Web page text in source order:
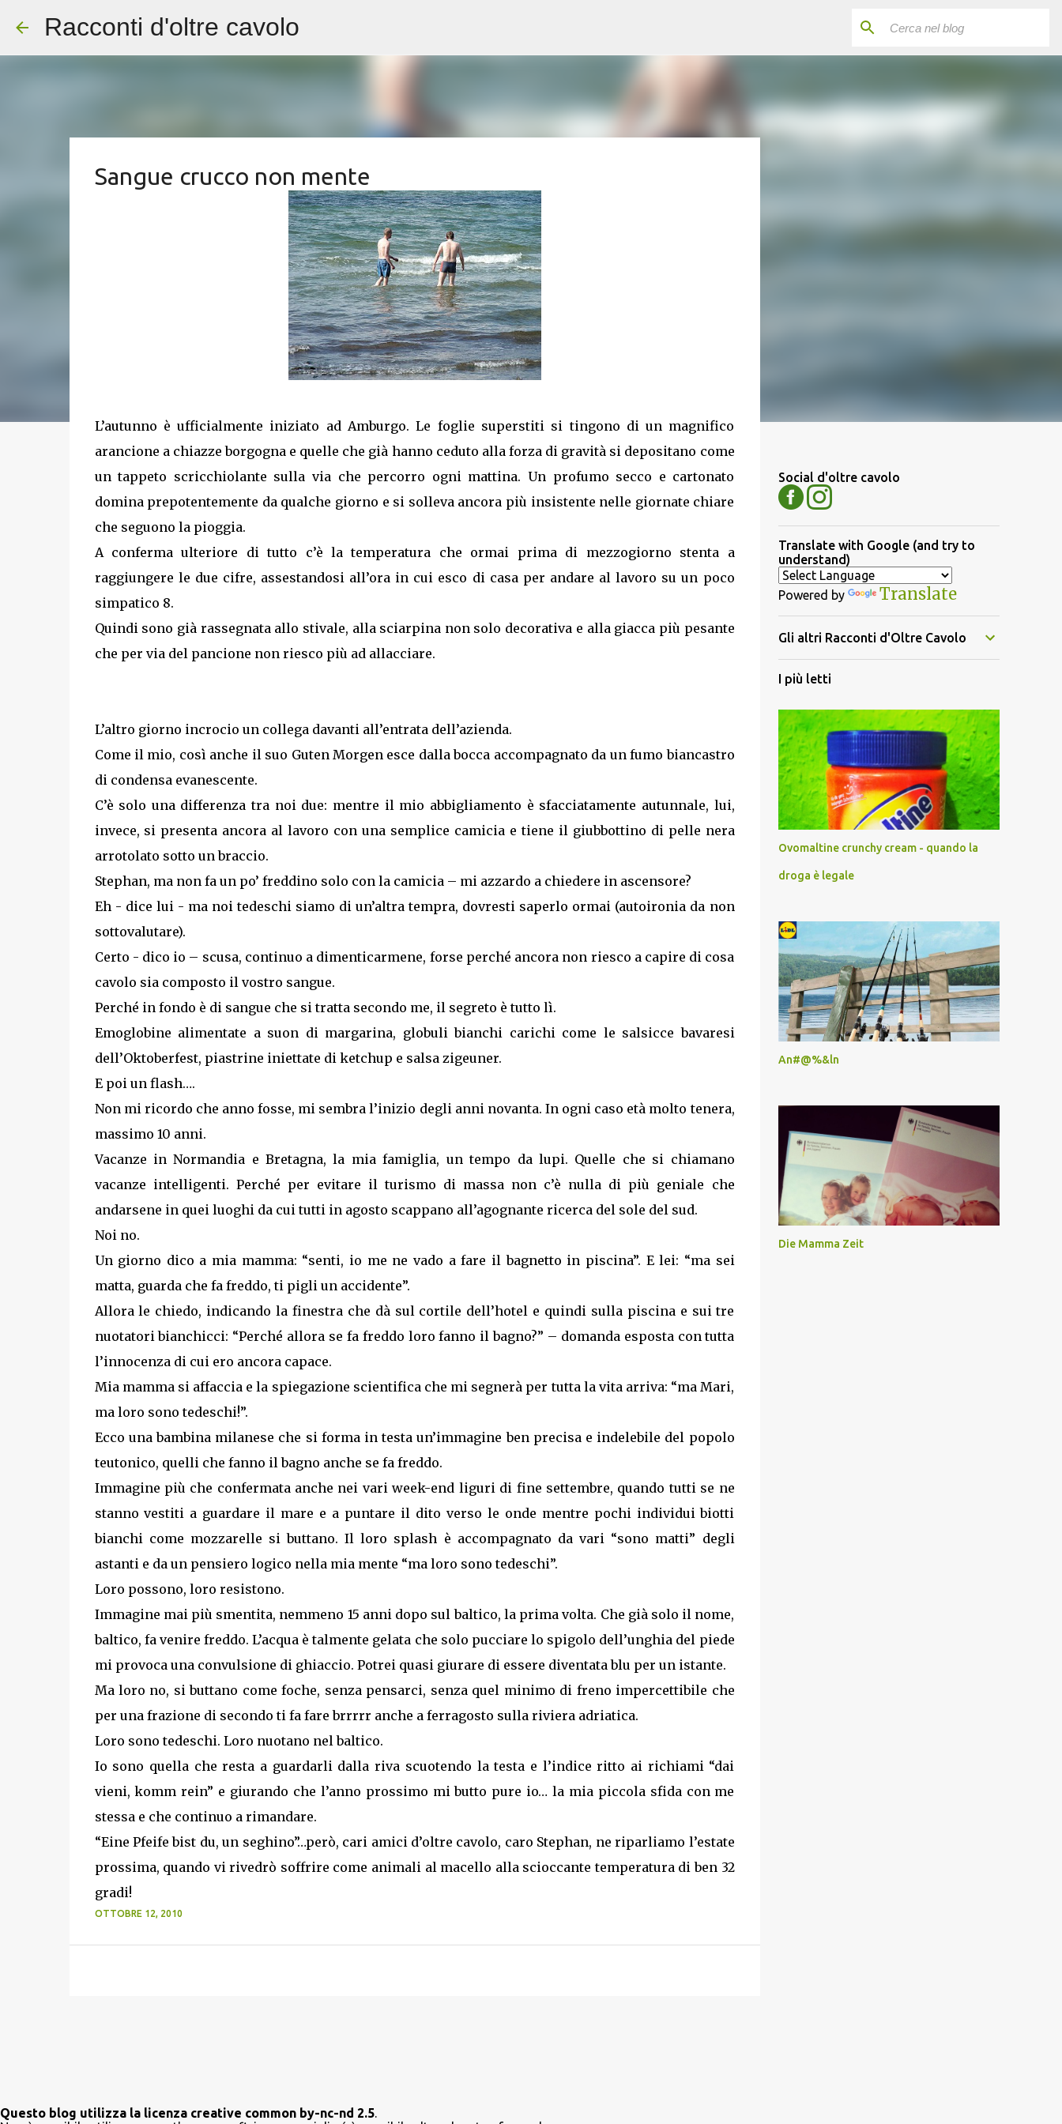
Racconti d'oltre cavolo
Sangue crucco non mente
L’autunno è ufficialmente iniziato ad Amburgo. Le foglie superstiti si tingono di un magnifico
arancione a chiazze borgogna e quelle che già hanno ceduto alla forza di gravità si depositano come
un tappeto scricchiolante sulla via che percorro ogni mattina. Un profumo secco e cartonato
domina prepotentemente da qualche giorno e si solleva ancora più insistente nelle giornate chiare
che seguono la pioggia.
A conferma ulteriore di tutto c’è la temperatura che ormai prima di mezzogiorno stenta a
raggiungere le due cifre, assestandosi all’ora in cui esco di casa per andare al lavoro su un poco
simpatico 8.
Quindi sono già rassegnata allo stivale, alla sciarpina non solo decorativa e alla giacca più pesante
che per via del pancione non riesco più ad allacciare.
L’altro giorno incrocio un collega davanti all’entrata dell’azienda.
Come il mio, così anche il suo Guten Morgen esce dalla bocca accompagnato da un fumo biancastro
di condensa evanescente.
C’è solo una differenza tra noi due: mentre il mio abbigliamento è sfacciatamente autunnale, lui,
invece, si presenta ancora al lavoro con una semplice camicia e tiene il giubbottino di pelle nera
arrotolato sotto un braccio.
Stephan, ma non fa un po’ freddino solo con la camicia – mi azzardo a chiedere in ascensore?
Eh - dice lui - ma noi tedeschi siamo di un’altra tempra, dovresti saperlo ormai (autoironia da non
sottovalutare).
Certo - dico io – scusa, continuo a dimenticarmene, forse perché ancora non riesco a capire di cosa
cavolo sia composto il vostro sangue.
Perché in fondo è di sangue che si tratta secondo me, il segreto è tutto lì.
Emoglobine alimentate a suon di margarina, globuli bianchi carichi come le salsicce bavaresi
dell’Oktoberfest, piastrine iniettate di ketchup e salsa zigeuner.
E poi un flash….
Non mi ricordo che anno fosse, mi sembra l’inizio degli anni novanta. In ogni caso età molto tenera,
massimo 10 anni.
Vacanze in Normandia e Bretagna, la mia famiglia, un tempo da lupi. Quelle che si chiamano
vacanze intelligenti. Perché per evitare il turismo di massa non c’è nulla di più geniale che
andarsene in quei luoghi da cui tutti in agosto scappano all’agognante ricerca del sole del sud.
Noi no.
Un giorno dico a mia mamma: “senti, io me ne vado a fare il bagnetto in piscina”. E lei: “ma sei
matta, guarda che fa freddo, ti pigli un accidente”.
Allora le chiedo, indicando la finestra che dà sul cortile dell’hotel e quindi sulla piscina e sui tre
nuotatori bianchicci: “Perché allora se fa freddo loro fanno il bagno?” – domanda esposta con tutta
l’innocenza di cui ero ancora capace.
Mia mamma si affaccia e la spiegazione scientifica che mi segnerà per tutta la vita arriva: “ma Mari,
ma loro sono tedeschi!”.
Ecco una bambina milanese che si forma in testa un’immagine ben precisa e indelebile del popolo
teutonico, quelli che fanno il bagno anche se fa freddo.
Immagine più che confermata anche nei vari week-end liguri di fine settembre, quando tutti se ne
stanno vestiti a guardare il mare e a puntare il dito verso le onde mentre pochi individui biotti
bianchi come mozzarelle si buttano. Il loro splash è accompagnato da vari “sono matti” degli
astanti e da un pensiero logico nella mia mente “ma loro sono tedeschi”.
Loro possono, loro resistono.
Immagine mai più smentita, nemmeno 15 anni dopo sul baltico, la prima volta. Che già solo il nome,
baltico, fa venire freddo. L’acqua è talmente gelata che solo pucciare lo spigolo dell’unghia del piede
mi provoca una convulsione di ghiaccio. Potrei quasi giurare di essere diventata blu per un istante.
Ma loro no, si buttano come foche, senza pensarci, senza quel minimo di freno impercettibile che
per una frazione di secondo ti fa fare brrrrr anche a ferragosto sulla riviera adriatica.
Loro sono tedeschi. Loro nuotano nel baltico.
Io sono quella che resta a guardarli dalla riva scuotendo la testa e l’indice ritto ai richiami “dai
vieni, komm rein” e giurando che l’anno prossimo mi butto pure io… la mia piccola sfida con me
stessa e che continuo a rimandare.
“Eine Pfeife bist du, un seghino”…però, cari amici d’oltre cavolo, caro Stephan, ne riparliamo l’estate
prossima, quando vi rivedrò soffrire come animali al macello alla scioccante temperatura di ben 32
gradi!
OTTOBRE 12, 2010
Social d'oltre cavolo
Translate with Google (and try to
understand)
Powered by Translate
Gli altri Racconti d'Oltre Cavolo
I più letti
Ovomaltine crunchy cream - quando la
droga è legale
An#@%&ln
Die Mamma Zeit
Questo blog utilizza la licenza creative common by-nc-nd 2.5.